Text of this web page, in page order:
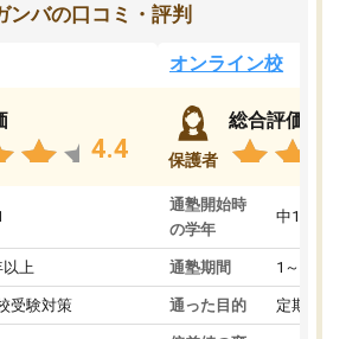
ンバの口コミ・評判
4.4
以上
受験対策
オンライン校
保護者
総合評価
通塾開始時
の学年
中1
通塾期間 1～3ヵ月
通った目的 定期テス